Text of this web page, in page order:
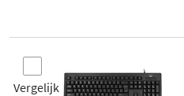
Vergelijk